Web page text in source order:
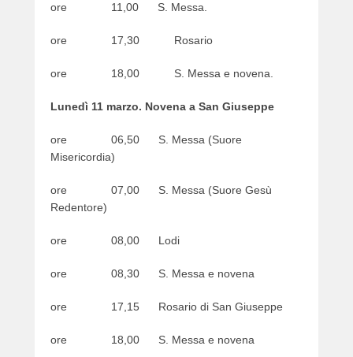
w
b
a
s
e
r
ore 11,00 S. Messa.
ore 17,30 Rosario
ore 18,00 S. Messa e novena.
Lunedì 11 marzo. Novena a San Giuseppe
ore 06,50 S. Messa (Suore
Misericordia)
ore 07,00 S. Messa (Suore Gesù
Redentore)
ore 08,00 Lodi
ore 08,30 S. Messa e novena
ore 17,15 Rosario di San Giuseppe
ore 18,00 S. Messa e novena